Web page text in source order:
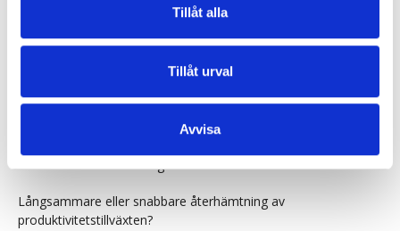
Tillåt alla
Tillåt urval
Avvisa
Penningpolitik under nollränta
Fördjupningar 2008
Har förändringar i sammansättning av sysselsättningen
bromsat löneökningstakten?
arbetskostnadsutvecklingen
Långsammare eller snabbare återhämtning av
produktivitetstillväxten?